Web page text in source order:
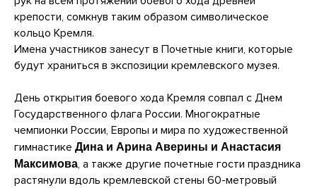
крепости, сомкнув таким образом символическое
кольцо Кремля.
Имена участников занесут в Почетные книги, которые
будут храниться в экспозиции кремлевского музея.
День открытия боевого хода Кремля совпал с Днем
Государственного флага России. Многократные
чемпионки России, Европы и мира по художественной
гимнастике Дина и Арина Аверины и Анастасия
Максимова, а также другие почетные гости праздника
растянули вдоль кремлевской стены 60-метровый